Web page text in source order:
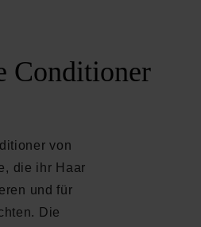
Conditioner
von
die ihr Haar
und für
Die